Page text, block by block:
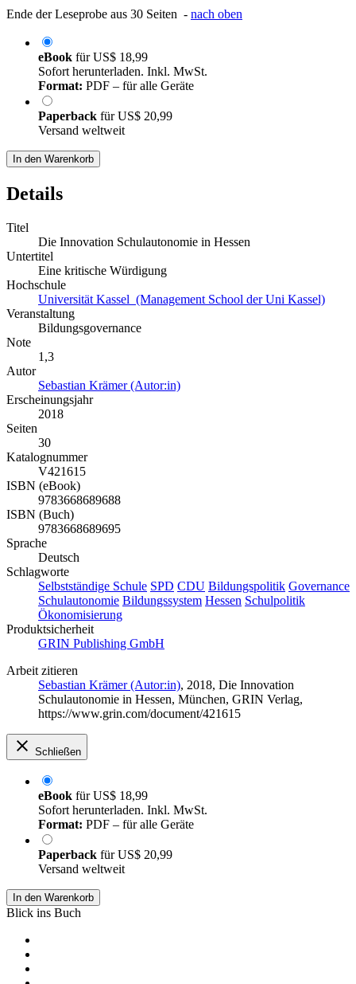
Ende der Leseprobe aus 30 Seiten - nach oben
eBook fürUS$ 18,99
Sofort herunterladen. Inkl. MwSt.
Format: PDF – für alle Geräte
Paperback fürUS$ 20,99
Versand weltweit
In den Warenkorb
Details
Titel
Die Innovation Schulautonomie in Hessen
Untertitel
Eine kritische Würdigung
Hochschule
Universität Kassel (Management School der Uni Kassel)
Veranstaltung
Bildungsgovernance
Note
1,3
Autor
Sebastian Krämer (Autor:in)
Erscheinungsjahr
2018
Seiten
30
Katalognummer
V421615
ISBN (eBook)
9783668689688
ISBN (Buch)
9783668689695
Sprache
Deutsch
Schlagworte
Selbstständige Schule SPD CDU Bildungspolitik Governance
Schulautonomie Bildungssystem Hessen Schulpolitik
Ökonomisierung
Produktsicherheit
GRIN Publishing GmbH
Arbeit zitieren
Sebastian Krämer (Autor:in), 2018, Die Innovation
Schulautonomie in Hessen, München, GRIN Verlag,
https://www.grin.com/document/421615
Schließen
eBook fürUS$ 18,99
Sofort herunterladen. Inkl. MwSt.
Format: PDF – für alle Geräte
Paperback fürUS$ 20,99
Versand weltweit
In den Warenkorb
Blick ins Buch